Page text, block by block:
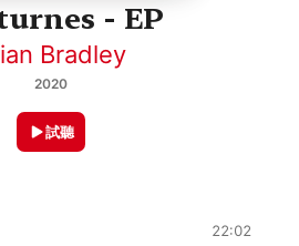
- EP
Bradley
2020
試聽
22:02